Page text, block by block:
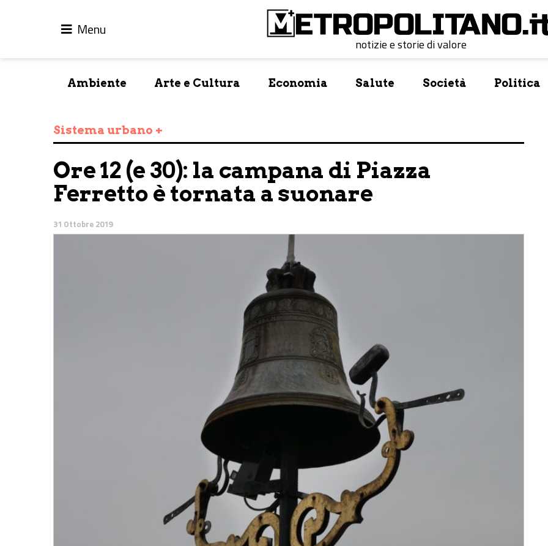
Menu
notizie e storie di valore
Ambiente Arte e Cultura Economia Salute Società Politica
Sistema urbano +
Ore 12 (e 30): la campana di Piazza
Ferretto è tornata a suonare
31 Ottobre 2019